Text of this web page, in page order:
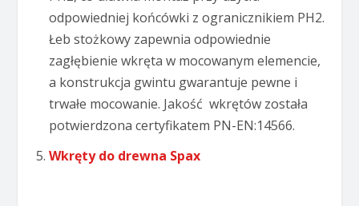
odpowiedniej końcówki z ogranicznikiem PH2.
Łeb stożkowy zapewnia odpowiednie
zagłębienie wkręta w mocowanym elemencie,
a konstrukcja gwintu gwarantuje pewne i
trwałe mocowanie. Jakość wkrętów została
potwierdzona certyfikatem PN-EN:14566.
Wkręty do drewna Spax